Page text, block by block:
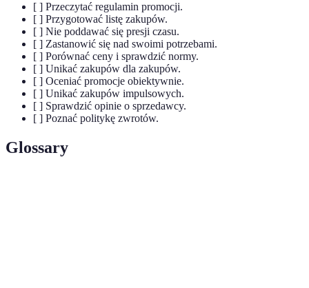
[ ] Przeczytać regulamin promocji.
[ ] Przygotować listę zakupów.
[ ] Nie poddawać się presji czasu.
[ ] Zastanowić się nad swoimi potrzebami.
[ ] Porównać ceny i sprawdzić normy.
[ ] Unikać zakupów dla zakupów.
[ ] Oceniać promocje obiektywnie.
[ ] Unikać zakupów impulsowych.
[ ] Sprawdzić opinie o sprzedawcy.
[ ] Poznać politykę zwrotów.
Glossary